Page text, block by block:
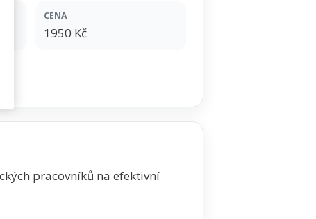
CENA
1950 Kč
pracovníků na efektivní